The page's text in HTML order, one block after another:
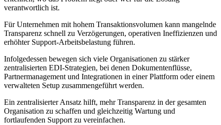
verantwortlich ist.
Für Unternehmen mit hohem Transaktionsvolumen kann mangelnde
Transparenz schnell zu Verzögerungen, operativen Ineffizienzen und
erhöhter Support-Arbeitsbelastung führen.
Infolgedessen bewegen sich viele Organisationen zu stärker
zentralisierten EDI-Strategien, bei denen Dokumentenflüsse,
Partnermanagement und Integrationen in einer Plattform oder einem
verwalteten Setup zusammengeführt werden.
Ein zentralisierter Ansatz hilft, mehr Transparenz in der gesamten
Organisation zu schaffen und gleichzeitig Wartung und
fortlaufenden Support zu vereinfachen.